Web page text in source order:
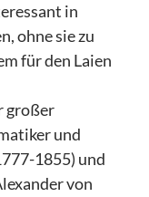
in
ohne sie zu
für den Laien
großer
und
1855) und
von